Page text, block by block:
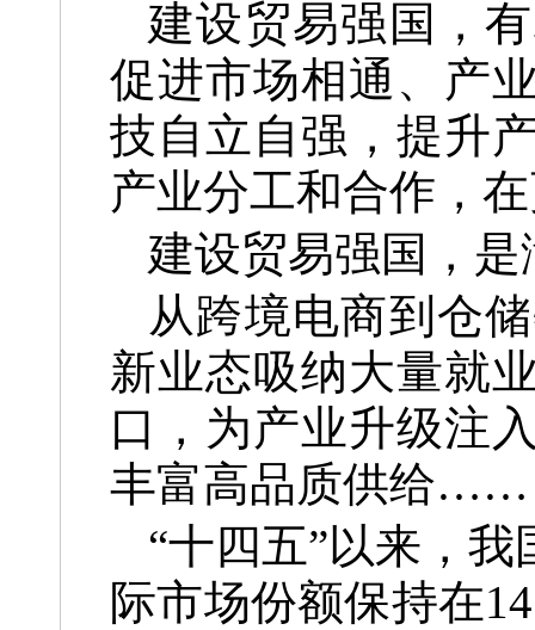
建设贸易强国，
促进市场相通、产
技自立自强，提升
产业分工和合作，
建设贸易强国，
从跨境电商到仓
新业态吸纳大量就
口，为产业升级注
丰富高品质供给……
“十四五”以来，
际市场份额保持在